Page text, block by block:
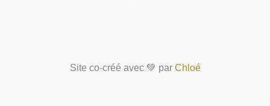
Site co-créé avec 💚 par Chloé